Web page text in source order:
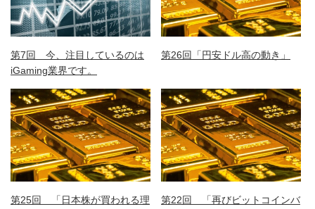
第7回 今、注目しているのは
iGaming業界です。
第26回「円安ドル高の動き」
第25回 「日本株が買われる理
第22回 「再びビットコインバ